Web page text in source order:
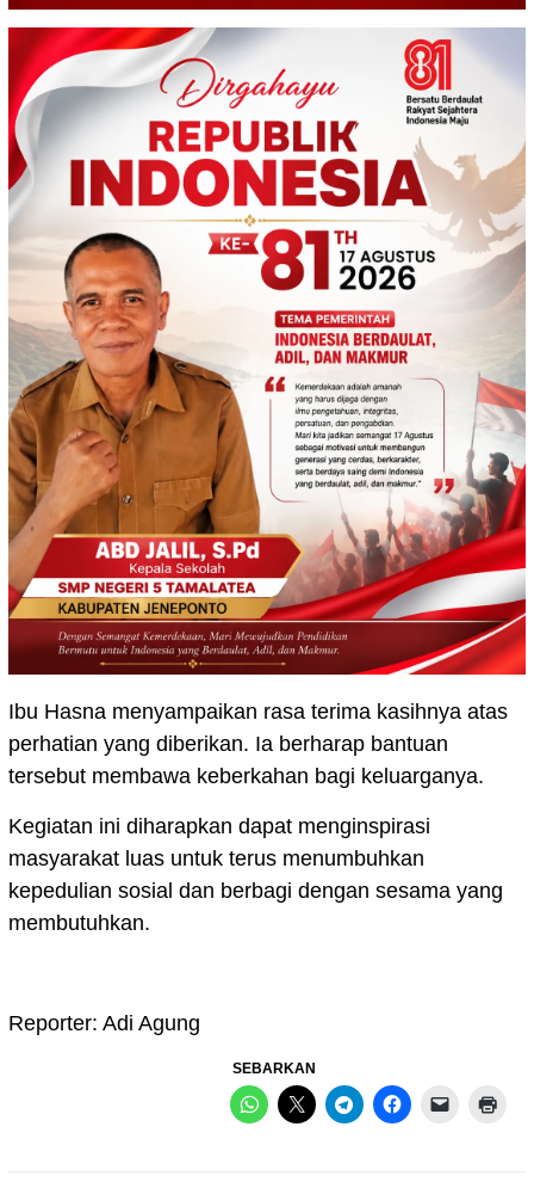
Ibu Hasna menyampaikan rasa terima kasihnya atas
perhatian yang diberikan. Ia berharap bantuan
tersebut membawa keberkahan bagi keluarganya.
Kegiatan ini diharapkan dapat menginspirasi
masyarakat luas untuk terus menumbuhkan
kepedulian sosial dan berbagi dengan sesama yang
membutuhkan.
Reporter: Adi Agung
SEBARKAN